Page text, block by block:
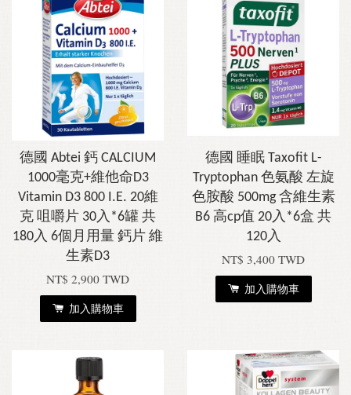
德國 Abtei 鈣 CALCIUM
1000毫克+維他命D3
Vitamin D3 800 I.E. 20維
克 咀嚼片 30入*6罐 共
180入 6個月用量 鈣片 維
生素D3
NT$ 2,900 TWD
加入購物車
德國 睡眠 Taxofit L-
Tryptophan 色氨酸 左旋
色胺酸 500mg 含維生素
B6 高cp值 20入*6盒 共
120入
NT$ 3,400 TWD
加入購物車